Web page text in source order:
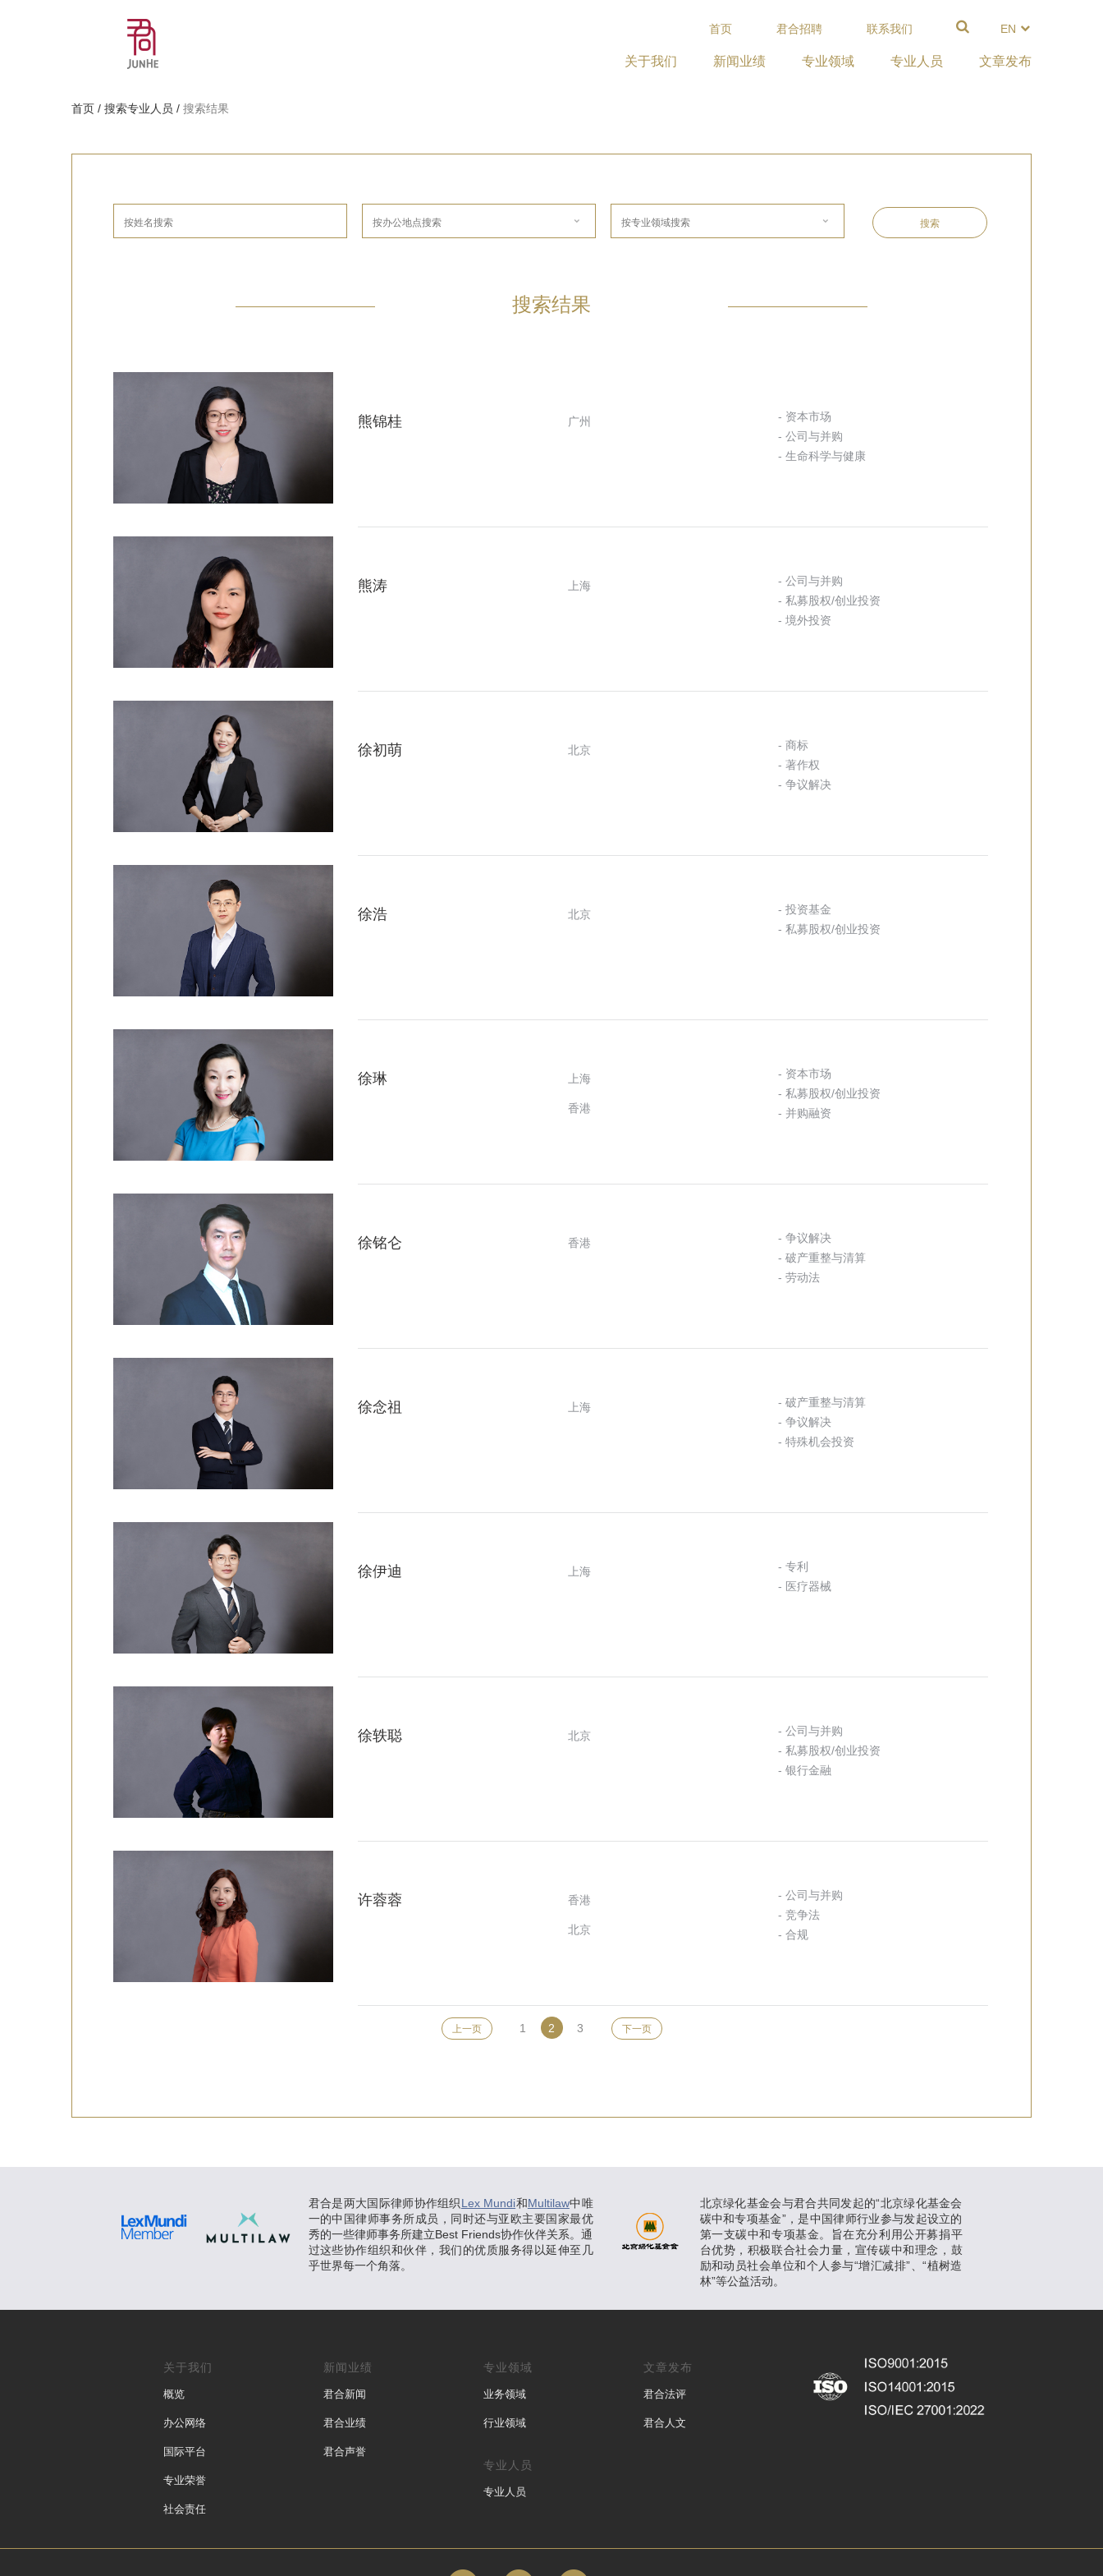
EN
首页 君合招聘 联系我们
关于我们 新闻业绩 专业领域 专业人员 文章发布
首页 / 搜索专业人员 / 搜索结果
搜索结果
熊锦桂 广州
- 资本市场
- 公司与并购
- 生命科学与健康
熊涛 上海
- 公司与并购
- 私募股权/创业投资
- 境外投资
徐初萌 北京
- 商标
- 著作权
- 争议解决
徐浩 北京
- 投资基金
- 私募股权/创业投资
徐琳 上海
香港
- 资本市场
- 私募股权/创业投资
- 并购融资
徐铭仑 香港
- 争议解决
- 破产重整与清算
- 劳动法
徐念祖 上海
- 破产重整与清算
- 争议解决
- 特殊机会投资
徐伊迪 上海
- 专利
- 医疗器械
徐轶聪 北京
- 公司与并购
- 私募股权/创业投资
- 银行金融
许蓉蓉 香港
北京
- 公司与并购
- 竞争法
- 合规
上一页 1 2 3 下一页
君合是两大国际律师协作组织Lex Mundi和Multilaw中唯
一的中国律师事务所成员，同时还与亚欧主要国家最优
秀的一些律师事务所建立Best Friends协作伙伴关系。通
过这些协作组织和伙伴，我们的优质服务得以延伸至几
乎世界每一个角落。
北京绿化基金会与君合共同发起的“北京绿化基金会
碳中和专项基金”，是中国律师行业参与发起设立的
第一支碳中和专项基金。旨在充分利用公开募捐平
台优势，积极联合社会力量，宣传碳中和理念，鼓
励和动员社会单位和个人参与“增汇减排”、“植树造
林”等公益活动。
关于我们
概览
办公网络
国际平台
专业荣誉
社会责任
新闻业绩
君合新闻
君合业绩
君合声誉
专业领域
业务领域
行业领域
专业人员
专业人员
文章发布
君合法评
君合人文